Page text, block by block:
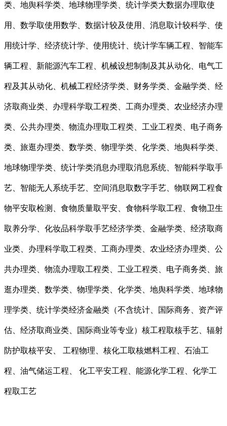
类、地舆科学类、地球物理学类、统计学类大数据办理取使
用、数学取使用数学、数据计较及使用、消息取计较科学、使
用统计学、经济统计学、使用统计、统计学车辆工程、智能车
辆工程、新能源汽车工程、机械设想制制及其从动化、电气工
程及其从动化、机械工程经济学类、财务学类、金融学类、经
济取商业类、办理科学取工程类、工商办理类、农业经济办理
类、公共办理类、物流办理取工程类、工业工程类、电子商务
类、旅逛办理类、数学类、物理学类、化学类、地舆科学类、
地球物理学类、统计学类消息办理取消息系统、智能科学取手
艺、智能无人系统手艺、空间消息取数字手艺、物联网工程食
物平安取检测、食物质量取平安、食物科学取工程、食物卫生
取养分学、化妆品科学取手艺经济学类、金融学类、经济取商
业类、办理科学取工程类、工商办理类、农业经济办理类、公
共办理类、物流办理取工程类、工业工程类、电子商务类、旅
逛办理类、数学类、物理学类、化学类、地舆科学类、地球物
理学类、统计学类经济金融类（不含统计、国际商务、资产评
估、经济取商业类、国际商业等专业）核工程取核手艺、辐射
防护取核平安、 工程物理、核化工取核燃料工程、石油工
程、油气储运工程、 化工平安工程、能源化学工程、化学工
程取工艺